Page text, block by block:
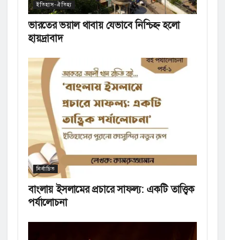
ইতিহাস-ঐতিহ্য
ভারতের ভয়াল থাবায় যেভাবে নিশ্চিহ্ন হলো
হায়দ্রাবাদ
নির্বাচিত
বাংলায় ইসলামের প্রচারে সাফল্য: একটি তাত্ত্বিক
পর্যালোচনা